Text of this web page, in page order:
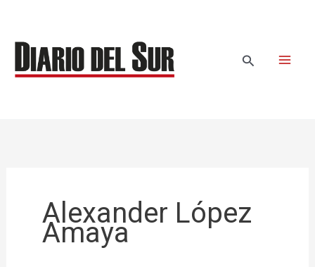
contenido
Buscar
Alexander López
Amaya